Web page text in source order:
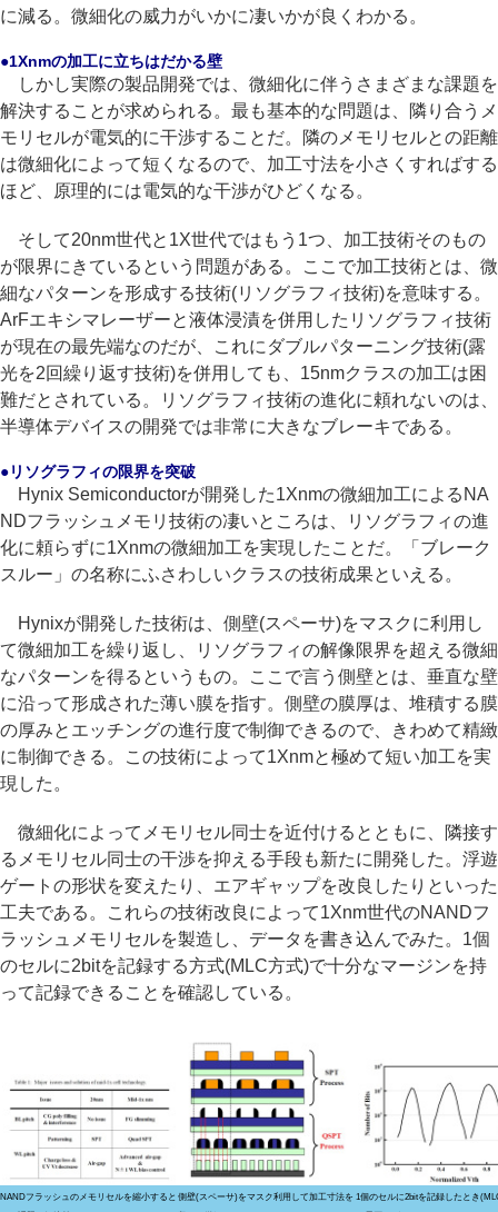
に減る。微細化の威力がいかに凄いかが良くわかる。
●1Xnmの加工に立ちはだかる壁
しかし実際の製品開発では、微細化に伴うさまざまな課題を
解決することが求められる。最も基本的な問題は、隣り合うメ
モリセルが電気的に干渉することだ。隣のメモリセルとの距離
は微細化によって短くなるので、加工寸法を小さくすればする
ほど、原理的には電気的な干渉がひどくなる。
そして20nm世代と1X世代ではもう1つ、加工技術そのもの
が限界にきているという問題がある。ここで加工技術とは、微
細なパターンを形成する技術(リソグラフィ技術)を意味する。
ArFエキシマレーザーと液体浸漬を併用したリソグラフィ技術
が現在の最先端なのだが、これにダブルパターニング技術(露
光を2回繰り返す技術)を併用しても、15nmクラスの加工は困
難だとされている。リソグラフィ技術の進化に頼れないのは、
半導体デバイスの開発では非常に大きなブレーキである。
●リソグラフィの限界を突破
Hynix Semiconductorが開発した1Xnmの微細加工によるNA
NDフラッシュメモリ技術の凄いところは、リソグラフィの進
化に頼らずに1Xnmの微細加工を実現したことだ。「ブレーク
スルー」の名称にふさわしいクラスの技術成果といえる。
Hynixが開発した技術は、側壁(スペーサ)をマスクに利用し
て微細加工を繰り返し、リソグラフィの解像限界を超える微細
なパターンを得るというもの。ここで言う側壁とは、垂直な壁
に沿って形成された薄い膜を指す。側壁の膜厚は、堆積する膜
の厚みとエッチングの進行度で制御できるので、きわめて精緻
に制御できる。この技術によって1Xnmと極めて短い加工を実
現した。
微細化によってメモリセル同士を近付けるとともに、隣接す
るメモリセル同士の干渉を抑える手段も新たに開発した。浮遊
ゲートの形状を変えたり、エアギャップを改良したりといった
工夫である。これらの技術改良によって1Xnm世代のNANDフ
ラッシュメモリセルを製造し、データを書き込んでみた。1個
のセルに2bitを記録する方式(MLC方式)で十分なマージンを持
って記録できることを確認している。
NANDフラッシュのメモリセルを縮小すると 側壁(スペーサ)をマスク利用して加工寸法を 1個のセルに2bitを記録したとき